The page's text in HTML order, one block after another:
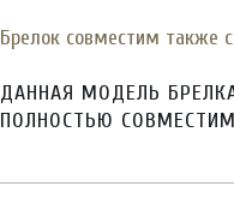
Брелок совместим также
ДАННАЯ МОДЕЛЬ
ПОЛНОСТЬЮ